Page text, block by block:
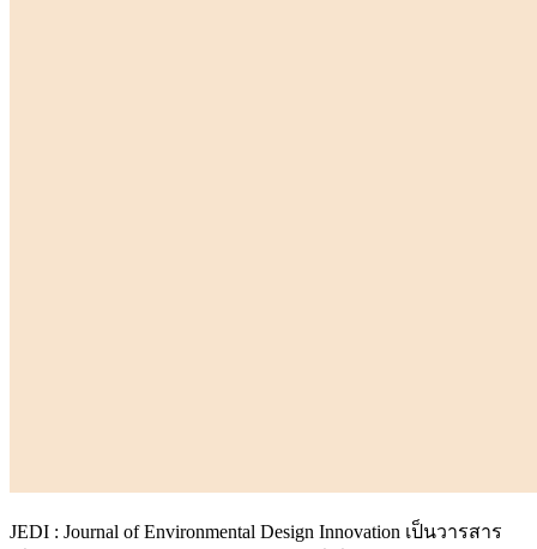
JEDI : Journal of Environmental Design Innovation เป็นวารสาร